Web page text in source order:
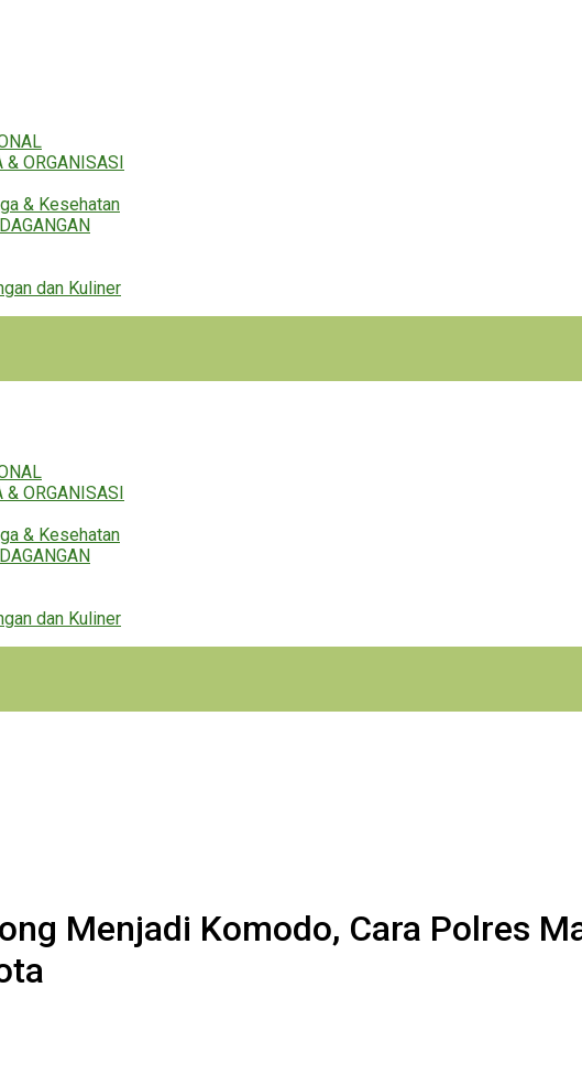
& ORGANISASI
& Kesehatan
dan Kuliner
& ORGANISASI
& Kesehatan
dan Kuliner
Menjadi Komodo, Cara Polres